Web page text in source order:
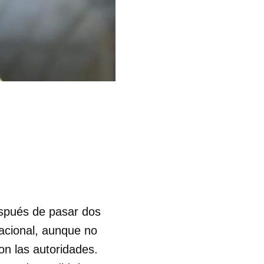
de pasar dos
aunque no
las autoridades.